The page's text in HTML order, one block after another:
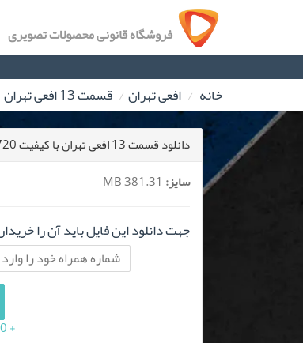
فروشگاه قانونی محصولات تصویری
خانه افعی تهران قسمت 13 افعی تهران
دانلود قسمت 13 افعی تهران با کیفیت 720
سایز:
جهت دانلود این فایل باید آن را
+ 1300 تومان (10 درصد مالیات بر ارزش افزوده)